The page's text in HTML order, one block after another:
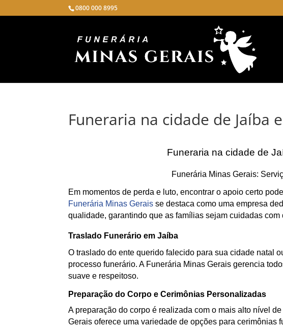
0800 000 8995
Funeraria na cidade de Jaíba
Funeraria na cidade de
Funerária Minas Gerais:
Em momentos de perda e luto, encontrar o apoio certo
Funerária Minas Gerais se destaca como uma empresa
qualidade, garantindo que as famílias sejam cuidadas
Traslado Funerário em Jaíba
O traslado do ente querido falecido para sua cidade natal
processo funerário. A Funerária Minas Gerais gerencia
suave e respeitoso.
Preparação do Corpo e Cerimônias Personalizadas
A preparação do corpo é realizada com o mais alto nível
Gerais oferece uma variedade de opções para cerimônias